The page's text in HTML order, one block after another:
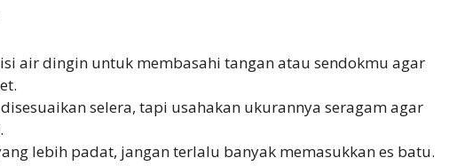
air dingin untuk membasahi tangan atau sendokmu agar
selera, tapi usahakan ukurannya seragam agar
lebih padat, jangan terlalu banyak memasukkan es batu.